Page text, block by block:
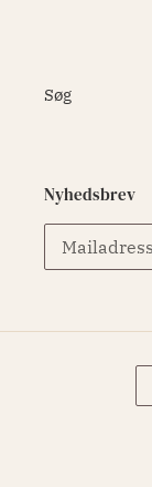
Søg
Nyhedsbrev
S
P